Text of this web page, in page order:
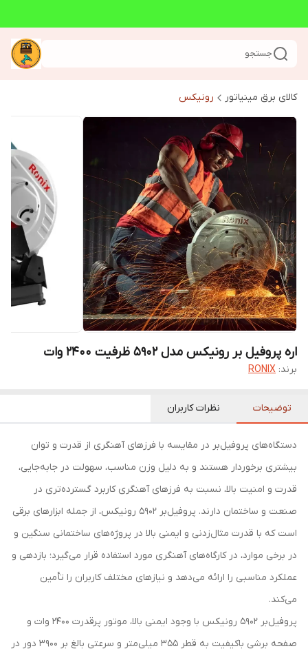
جستجو
کالای برق مینیاتور رونیکس
اره پروفیل بر رونیکس مدل 5902 ظرفیت ۲۴۰۰ وات
برند: RONIX
توضیحات نظرات کاربران
دستگاه‌های پروفیل‌بر در مقایسه با فرزهای آهنگری از قدرت و توان
بیشتری برخوردار هستند و به دلیل وزن مناسب، سهولت در جابه‌جایی،
قدرت و امنیت بالا، نسبت به فرزهای آهنگری کاربرد گسترده‌تری در
صنعت و ساختمان دارند. پروفیل‌بر 5902 رونیکس، از جمله ابزارهای برقی
است که با قدرت مثال‌زدنی و ایمنی بالا در پروژه‌‌های ساختمانی سنگین و
در برخی موارد، در کارگاه‌های آهنگری مورد استفاده قرار می‌گیرد؛ بازدهی و
عملکرد مناسبی را ارائه می‌دهد و نیازهای مختلف کاربران را تأمین
می‌‌کند.
پروفیل‌بر 5902 رونیکس با وجود ایمنی بالا، موتور پرقدرت 2400 وات و
صفحه برشی باکیفیت به قطر 355 میلی‌متر و سرعتی بالغ بر 3900 دور در